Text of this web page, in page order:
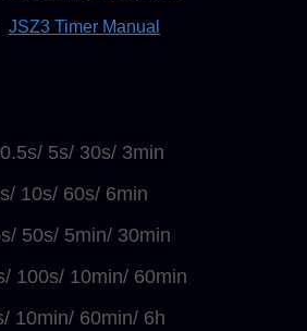
JSZ3 Timer Manual
5s/ 30s/ 3min
10s/ 60s/ 6min
50s/ 5min/ 30min
10min/ 60min
60min/ 6h